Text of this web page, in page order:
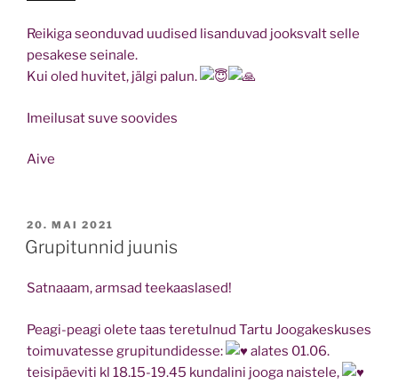
Reikiga seonduvad uudised lisanduvad jooksvalt selle
pesakese seinale.
Kui oled huvitet, jälgi palun.
Imeilusat suve soovides
Aive
POSTED
ON
20. MAI 2021
Grupitunnid juunis
Satnaaam, armsad teekaaslased!
Peagi-peagi olete taas teretulnud Tartu Joogakeskuses
toimuvatesse grupitundidesse:
alates 01.06.
teisipäeviti kl 18.15-19.45 kundalini jooga naistele,